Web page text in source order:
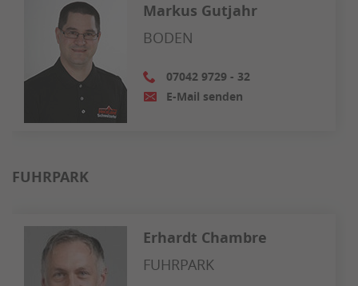
Markus Gutjahr
BODEN
07042 9729 - 32
E-Mail senden
FUHRPARK
Erhardt Chambre
FUHRPARK